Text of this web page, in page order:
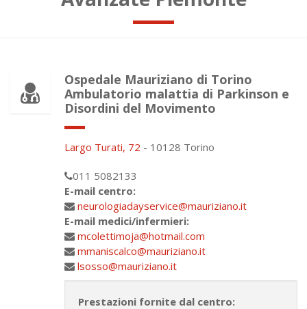
Ospedale Mauriziano di Torino
Ambulatorio malattia di Parkinson e
Disordini del Movimento
Largo Turati, 72 - 10128 Torino
011 5082133
E-mail centro:
neurologiadayservice@mauriziano.it
E-mail medici/infermieri:
mcolettimoja@hotmail.com
mmaniscalco@mauriziano.it
lsosso@mauriziano.it
Prestazioni fornite dal centro: